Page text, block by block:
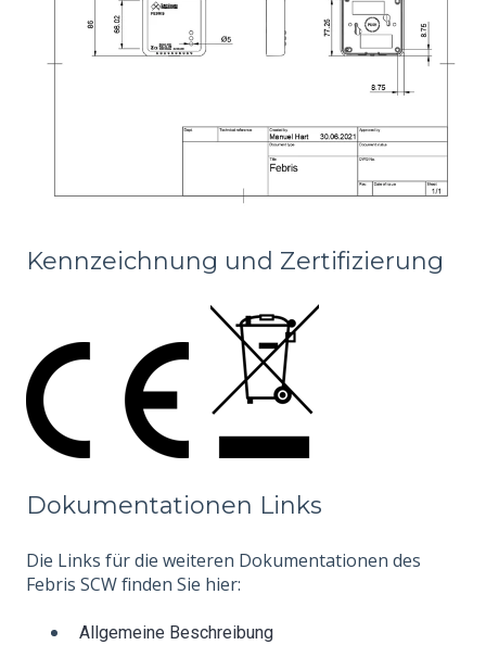
Kennzeichnung und Zertifizierung
Dokumentationen Links
Die Links für die weiteren Dokumentationen des
Febris SCW finden Sie hier:
Allgemeine Beschreibung